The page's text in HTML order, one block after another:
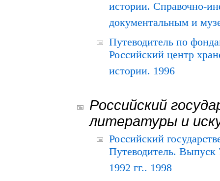
истории. Справочно-
документальным и
Путеводитель по
Российский центр
истории. 1996
Российский
литературы и
Российский
Путеводитель.
1992 гг.. 1998